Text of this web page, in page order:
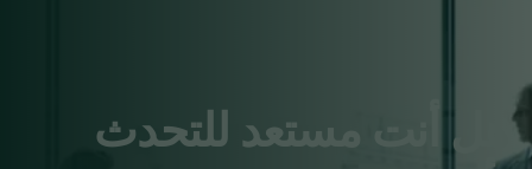
هل أنت مستعد للتحدث